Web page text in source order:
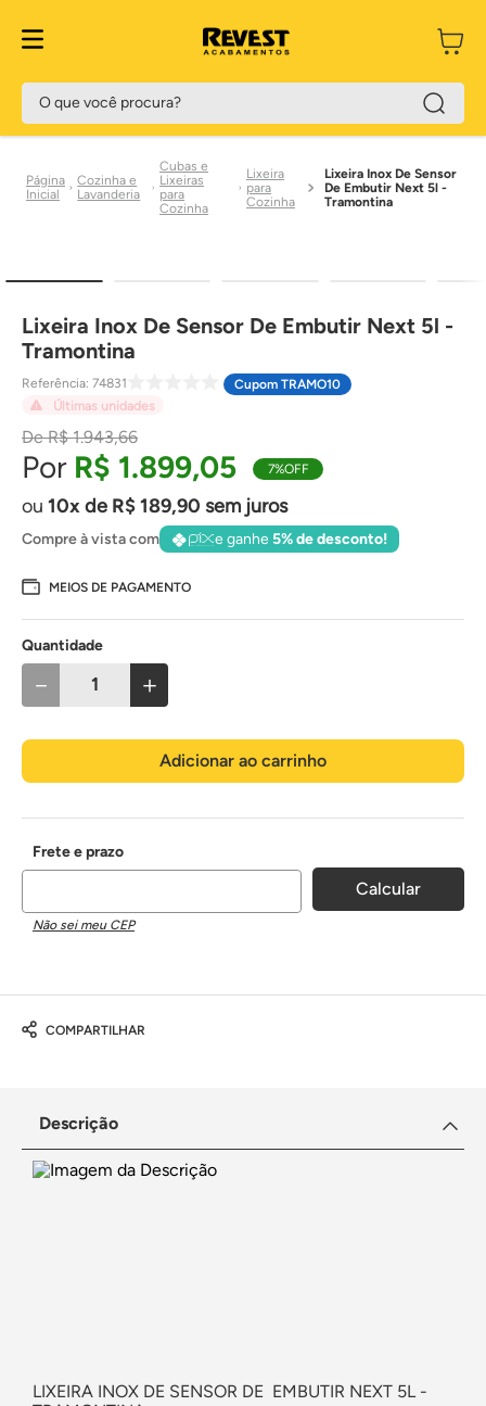
O que você procura?
Cozinha e
Lavanderia
Cubas e
Lixeiras
para
Cozinha
Lixeira
para
Cozinha
Lixeira Inox De Sensor
De Embutir Next 5l -
Tramontina
Lixeira Inox De Sensor De Embutir Next 5l -
Tramontina
Referência: 74831
Cupom TRAMO10
Últimas unidades
R$ 1.943,66
R$ 1.899,05 7%OFF
10 de R$189,90 sem juros
Compre à vista com e ganhe5% de desconto!
MEIOS DE PAGAMENTO
Quantidade
＋
－
Adicionar ao carrinho
Não sei meu CEP
COMPARTILHAR
Descrição
LIXEIRA INOX DE SENSOR DE EMBUTIR NEXT 5L -